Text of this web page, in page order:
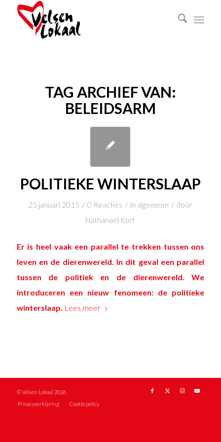
TAG ARCHIEF VAN:
BELEIDSARM
POLITIEKE WINTERSLAAP
25 januari 2015 / 0 Reacties / in algemeen / door
Nathanael Korf
Er is heel vaak een parallel te trekken tussen ons
leven en de dierenwereld. In dit geval een parallel
tussen de politiek en de dierenwereld. We
introduceren een nieuw fenomeen: de politieke
winterslaap. Lees meer
© Velsen Lokaal 2026
Privacyverklaring
Cookie policy